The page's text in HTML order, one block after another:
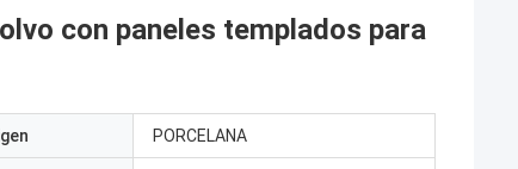
con paneles templados para
PORCELANA